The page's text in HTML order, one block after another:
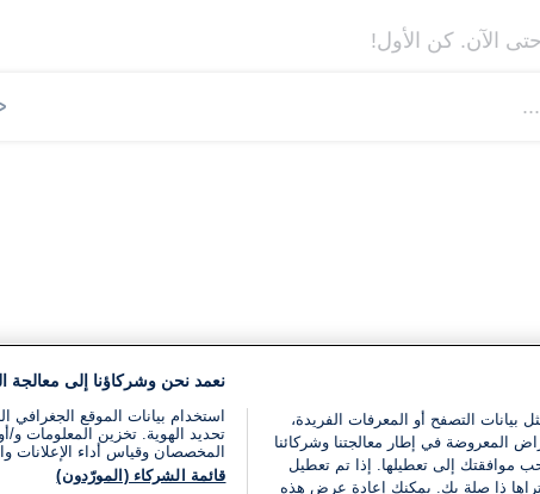
الآن. كن الأول!
بيانات التصفح أو المعرفات الفريدة،
المعروضة في إطار معالجتنا وشركائنا
موافقتك إلى تعطيلها. إذا تم تعطيل
تراها ذا صلة بك. يمكنك إعادة عرض هذه
نعمد نحن وشركاؤنا إلى معالجة
استخدام بيانات الموقع
تحديد الهوية. تخزين المعلومات و/
المخصصان وقياس أداء الإعلانات
قائمة الشركاء (المورّدون)